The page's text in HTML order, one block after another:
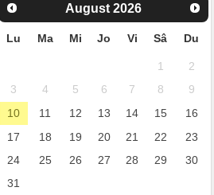
August 2026
Lu Ma Mi Jo Vi Sâ Du
1
2
3
4 5 6 7 8
9
10
11 12 13 14 15
16
17
18 19 20 21 22
23
24
25 26 27 28 29
30
31